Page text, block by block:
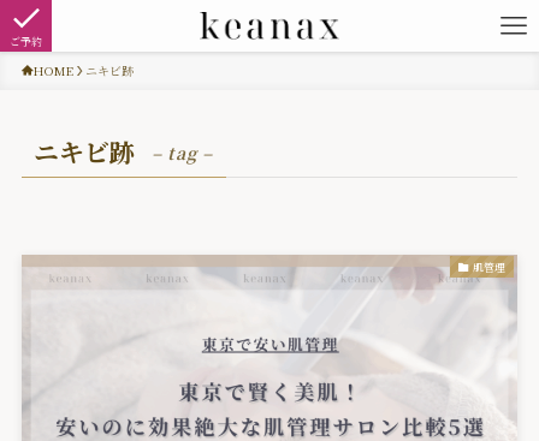
ご予約
HOME ニキビ跡
ニキビ跡 – tag –
肌管理